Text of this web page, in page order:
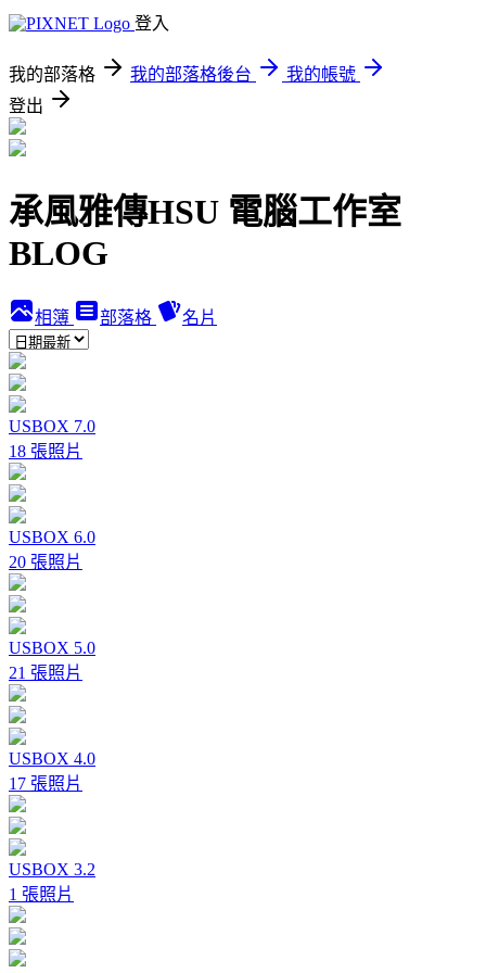
登入
我的部落格 我的部落格後台
我的帳號
登出
承風雅傳HSU 電腦工作室
BLOG
相簿 部落格 名片
USBOX 7.0
18 張照片
USBOX 6.0
20 張照片
USBOX 5.0
21 張照片
USBOX 4.0
17 張照片
USBOX 3.2
1 張照片